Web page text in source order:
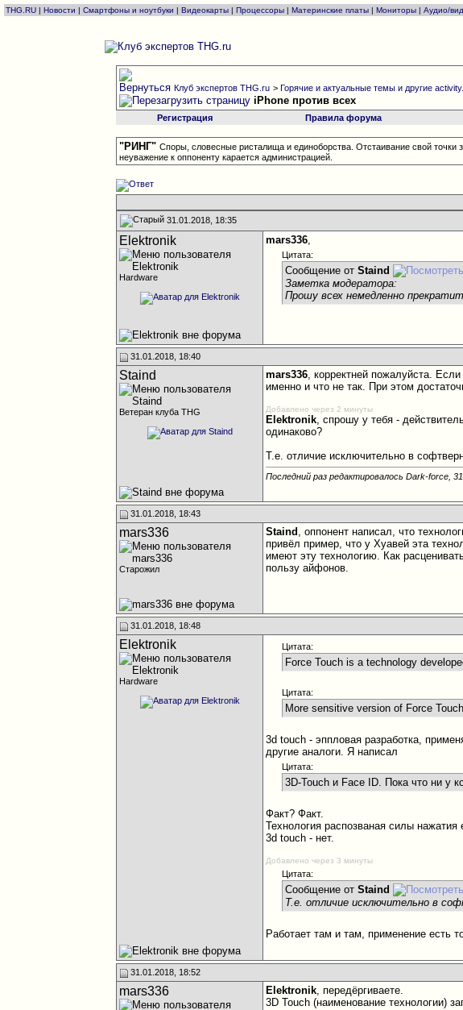
THG.RU | Новости | Смартфоны и ноутбуки | Видеокарты | Процессоры | Материнские платы | Мониторы | Аудио/
Клуб экспертов THG.ru >Горячие и актуальные темы и другие activity.
iPhone против всех
Регистрация Правила форума
"РИНГ" Споры, словесные ристалища и единоборства. Отстаивание свой
неуважение к оппоненту карается администрацией.
31.01.2018, 18:35
Elektronik
Hardware
mars336,
Цитата:
Сообщение отStaind
Заметка модератора:
Прошу всех немедленно
31.01.2018, 18:40
Staind
Ветеран клуба THG
mars336, корректней пожалуйста.
именно и что не так. При этом
Добавлено через 2 минуты
Elektronik, спрошу у тебя -
одинаково?
Т.е. отличие исключительно в
Последний раз редактировалось Dark-force,
31.01.2018, 18:43
mars336
Старожил
Staind , оппонент написал, что
привёл пример, что у Хуавей эта
имеют эту технологию. Как
пользу айфонов.
31.01.2018, 18:48
Elektronik
Hardware
Цитата:
Force Touch is a technology
Цитата:
More sensitive version of Force
3d touch - эппловая разработка,
другие аналоги. Я написал
Цитата:
3D-Touch и Face ID. Пока что ни у
Факт? Факт.
Технология распозваная силы нажатия
3d touch - нет.
Добавлено через 3 минуты
Цитата:
Сообщение отStaind
Т.е. отличие исключительно в
Работает там и там, применение есть
31.01.2018, 18:52
mars336 Elektronik, передёргиваете.
3D Touch (наименование технологии)